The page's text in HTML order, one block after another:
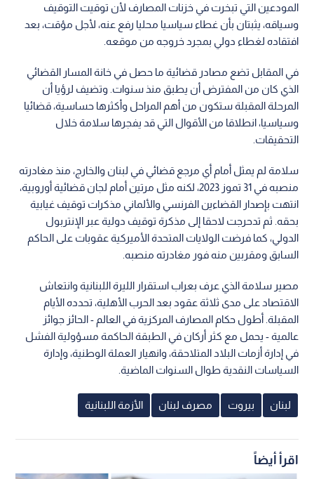
المودعين التي تبخرت في خزنات المصارف لأن توقيت التوقيف
وسياقه، يثبتان بأن غطاء سياسيا محليا رفع عنه، لأجل مؤقت، بعد
افتقاده لغطاء دولي بمجرد خروجه من موقعه.
في المقابل تضع مصادر قضائية ما حصل في خانة المسار القضائي
الذي كان من المفترض أن يطبق منذ سنوات. وتضيف لرؤيا أن
المرحلة المقبلة ستكون من أهم المراحل وأكثرها حساسية، قضائيا
وسياسيا، انطلاقا من الأقوال التي قد يفجرها سلامة خلال
التحقيقات.
سلامة لم يمثل أمام أي مرجع قضائي في لبنان والخارج، منذ مغادرته
منصبه في 31 تموز 2023، لكنه مثل مرتين أمام لجان قضائية أوروبية،
انتهت بإصدار القضاءين الفرنسي والألماني مذكرات توقيف غيابية
بحقه. ثم تدحرجت لاحقا إلى مذكرة توقيف دولية عبر الإنتربول
الدولي، كما فرضت الولايات المتحدة الأميركية عقوبات على الحاكم
السابق ومقربين منه فور مغادرته منصبه.
مصير سلامة الذي عرف بعراب استقرار الليرة اللبنانية وانتعاش
الاقتصاد على مدى ثلاثة عقود بعد الحرب الأهلية، تحدده الأيام
المقبلة. أطول حكام المصارف المركزية في العالم - الحائز جوائز
عالمية - يحمل مع كثر أركان في الطبقة الحاكمة مسؤولية الفشل
في إدارة أزمات البلاد المتلاحقة، وانهيار العملة الوطنية، وإدارة
السياسات النقدية طوال السنوات الماضية.
لبنان بيروت مصرف لبنان الأزمة اللبنانية
اقرأ أيضاً